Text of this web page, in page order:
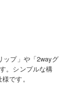
ップ」や「2wayグ
。シンプルな構
です。